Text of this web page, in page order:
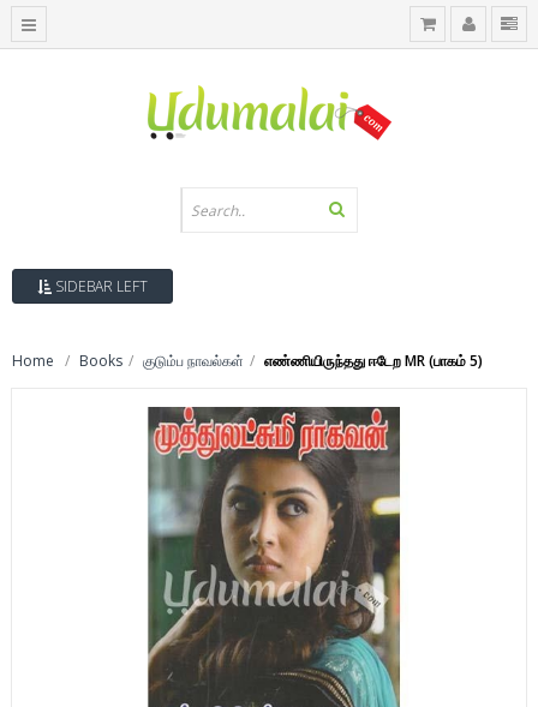
SIDEBAR LEFT
Home Books குடும்ப நாவல்கள் எண்ணியிருந்தது ஈடேற MR (பாகம் 5)